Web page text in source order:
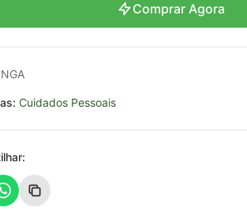
Comprar Agora
Cuidados Pessoais